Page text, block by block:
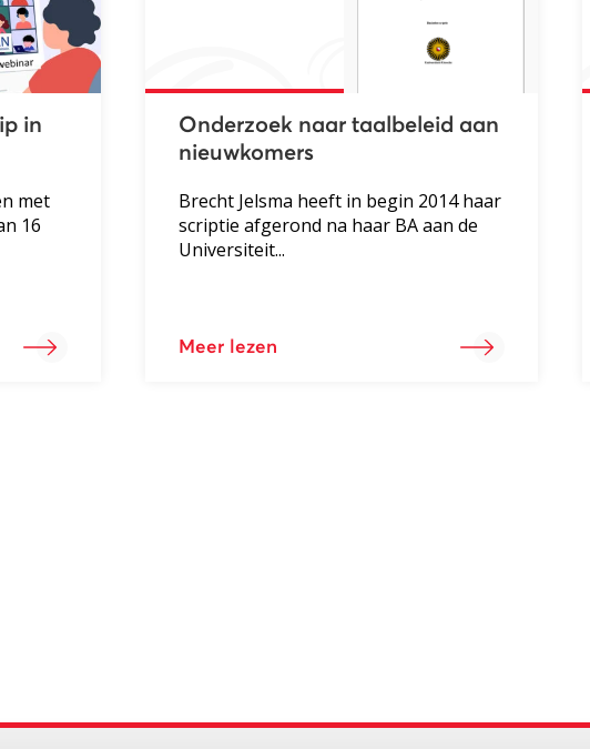
in
met
16
Onderzoek naar taalbeleid aan
nieuwkomers
Brecht Jelsma heeft in begin 2014 haar
scriptie afgerond na haar BA aan de
Universiteit...
Meer lezen